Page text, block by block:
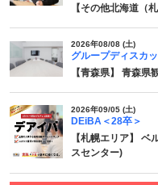
【その他北海道（
2026年08/08 (土)
グループディスカ
【青森県】 青森県
2026年09/05 (土)
DEiBA＜28卒＞
【札幌エリア】
スセンター)